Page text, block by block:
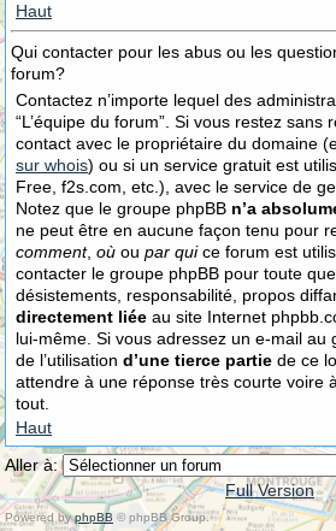
Haut
Qui contacter pour les abus ou les
forum?
Contactez n’importe lequel des
“L’équipe du forum”. Si vous restez sans
contact avec le propriétaire du domaine
sur whois) ou si un service gratuit est
Free, f2s.com, etc.), avec le service de
Notez que le groupe phpBB n’a
ne peut être en aucune façon tenu pour
comment, où ou par quice forum est
contacter le groupe phpBB pour toute
désistements, responsabilité, propos
directement liée au site Internet
lui-même. Si vous adressez un e-mail au
de l’utilisation d’une tierce partie de ce
attendre à une réponse très courte voire
tout.
Haut
Aller à:
Full Version
Powered byphpBB © phpBB Group.